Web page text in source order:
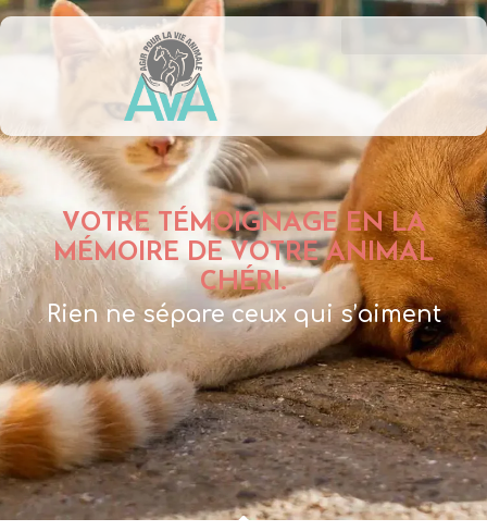
VOTRE TÉMOIGNAGE EN LA
MÉMOIRE DE VOTRE ANIMAL
CHÉRI.
Rien ne sépare ceux qui s’aiment